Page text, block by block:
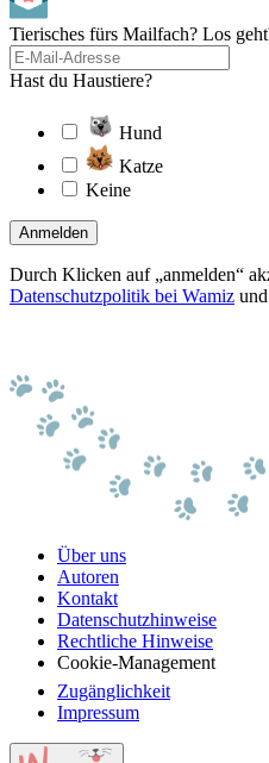
Tierisches fürs Mailfach? Los
Hast du Haustiere?
Hund
Katze
Keine
Anmelden
Durch Klicken auf „anmelden“
Datenschutzpolitik bei Wamiz
Über uns
Autoren
Kontakt
Datenschutzhinweise
Rechtliche Hinweise
Cookie-Management
Zugänglichkeit
Impressum